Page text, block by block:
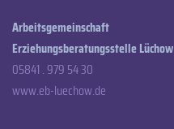
Arbeitsgemeinschaft
Erziehungsberatungsstelle Lüchow
05841 . 979 54 30
www.eb-luechow.de